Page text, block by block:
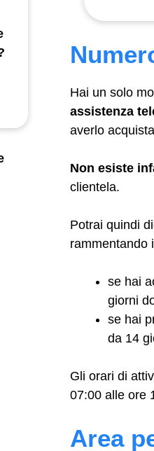
Hai un solo
assistenza
averlo
Non esiste
clientela.
Potrai quindi
rammentando
se hai
giorni
se hai
da 14
Gli orari di
07:00 alle ore
Area